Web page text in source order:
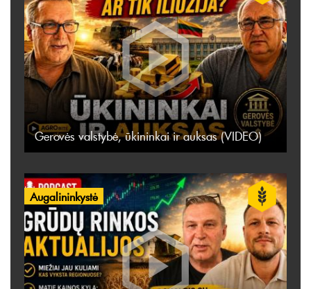
Gerovės valstybė, ūkininkai ir auksas (VIDEO)
Augalininkystė